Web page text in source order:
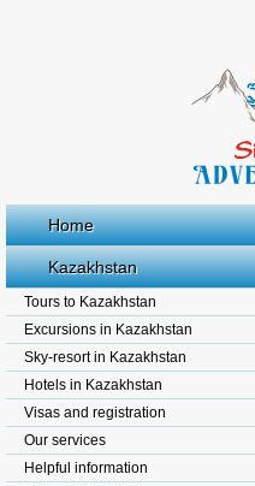
Home
Kazakhstan
Tours to Kazakhstan
Excursions in Kazakhstan
Sky-resort in Kazakhstan
Hotels in Kazakhstan
Visas and registration
Our services
Helpful information